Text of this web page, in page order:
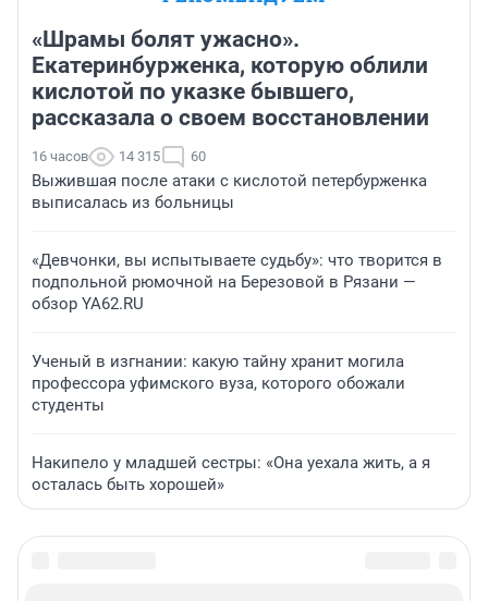
«Шрамы болят ужасно».
Екатеринбурженка, которую облили
кислотой по указке бывшего,
рассказала о своем восстановлении
16 часов 14 315 60
Выжившая после атаки с кислотой петербурженка
выписалась из больницы
«Девчонки, вы испытываете судьбу»: что творится в
подпольной рюмочной на Березовой в Рязани —
обзор YA62.RU
Ученый в изгнании: какую тайну хранит могила
профессора уфимского вуза, которого обожали
студенты
Накипело у младшей сестры: «Она уехала жить, а я
осталась быть хорошей»